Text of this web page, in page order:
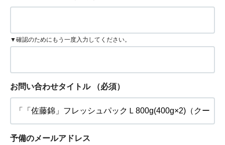
▼確認のためにもう一度入力してください。
お問い合わせタイトル （必須）
予備のメールアドレス